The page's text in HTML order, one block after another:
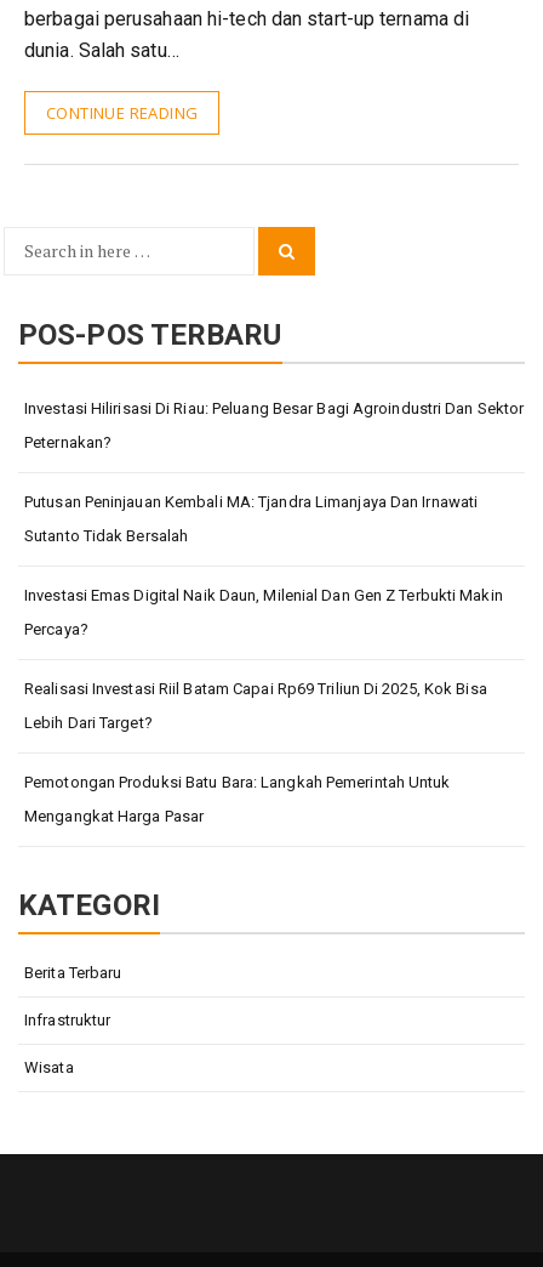
berbagai perusahaan hi-tech dan start-up ternama di
dunia. Salah satu…
CONTINUE READING
Search
POS-POS TERBARU
Investasi Hilirisasi Di Riau: Peluang Besar Bagi Agroindustri Dan Sektor
Peternakan?
Putusan Peninjauan Kembali MA: Tjandra Limanjaya Dan Irnawati
Sutanto Tidak Bersalah
Investasi Emas Digital Naik Daun, Milenial Dan Gen Z Terbukti Makin
Percaya?
Realisasi Investasi Riil Batam Capai Rp69 Triliun Di 2025, Kok Bisa
Lebih Dari Target?
Pemotongan Produksi Batu Bara: Langkah Pemerintah Untuk
Mengangkat Harga Pasar
KATEGORI
Berita Terbaru
Infrastruktur
Wisata